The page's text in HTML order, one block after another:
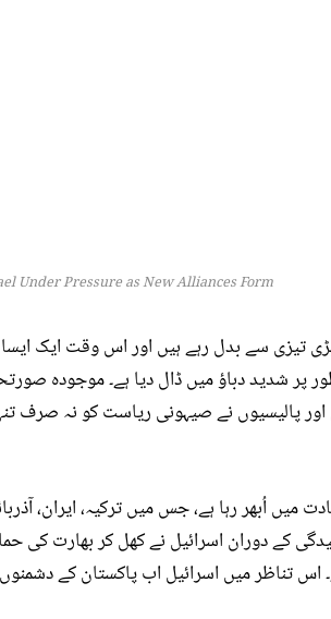
Under Pressure as New Alliances Form
تیزی سے بدل رہے ہیں اور اس وقت ایک ایسا
پر شدید دباؤ میں ڈال دیا ہے۔ موجودہ
پالیسیوں نے صیہونی ریاست کو نہ صرف
میں اُبھر رہا ہے، جس میں ترکیہ، ایران،
کے دوران اسرائیل نے کھل کر بھارت
تناظر میں اسرائیل اب پاکستان کے